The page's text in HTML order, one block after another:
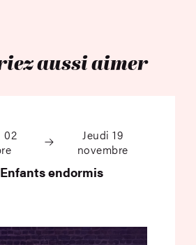
aussi aimer
02
Jeudi 19
novembre
endormis